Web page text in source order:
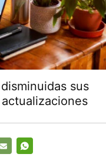
sus